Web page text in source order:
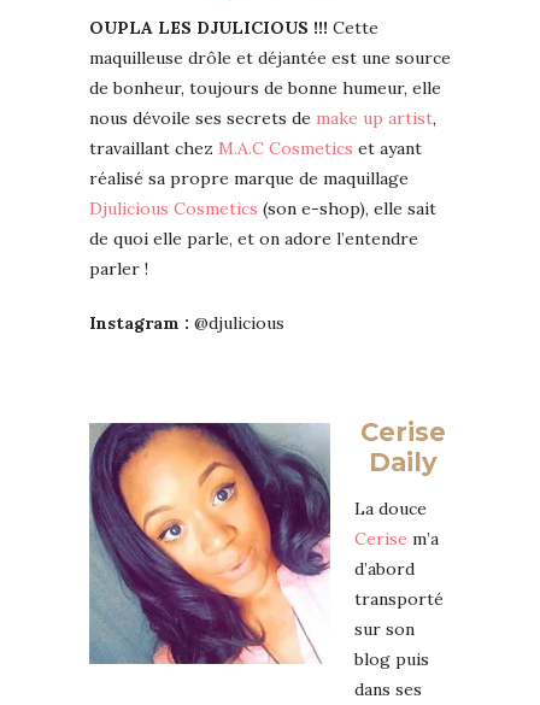
OUPLA LES DJULICIOUS !!! Cette
maquilleuse drôle et déjantée est une source
de bonheur, toujours de bonne humeur, elle
nous dévoile ses secrets de make up artist,
travaillant chez M.A.C Cosmetics et ayant
réalisé sa propre marque de maquillage
Djulicious Cosmetics (son e-shop), elle sait
de quoi elle parle, et on adore l’entendre
parler !
Instagram : @djulicious
Cerise
Daily
La douce
Cerise m’a
d’abord
transporté
sur son
blog puis
dans ses